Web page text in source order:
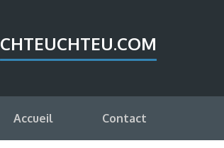
CHTEUCHTEU.COM
Accueil Contact